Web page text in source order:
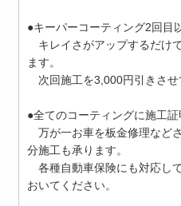
●キーパーコーティング2回目
キレイさがアップするだけ
ます。
次回施工を3,000円引き させ
●全てのコーティングに施工証
万が一お車を板金修理など
分施工も承ります。
各種自動車保険にも対応し
おいてください。